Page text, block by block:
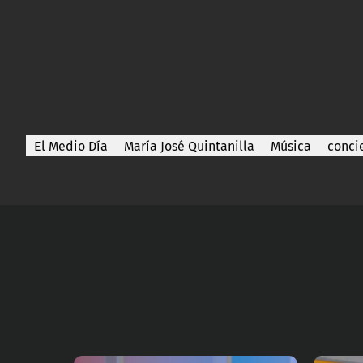
El Medio Día María José Quintanilla Música